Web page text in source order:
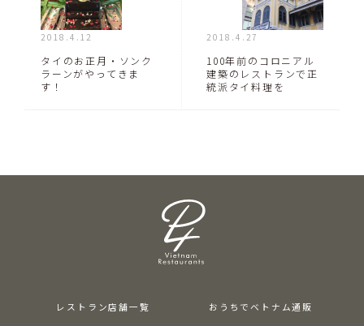
2018.4.12
タイのお正月・ソンク
ラーンがやってきま
す！
2018.4.27
100年前のコロニアル
建築のレストランで正
統派タイ料理を
レストラン店舗一覧 おうちでベトナム通販